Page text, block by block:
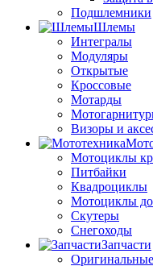
Подшлемники
Шлемы
Интегралы
Модуляры
Открытые
Кроссовые
Мотарды
Визоры и
Мотоциклы
Питбайки
Квадроциклы
Мотоциклы
Скутеры
Снегоходы
Запчасти
Оригинальные